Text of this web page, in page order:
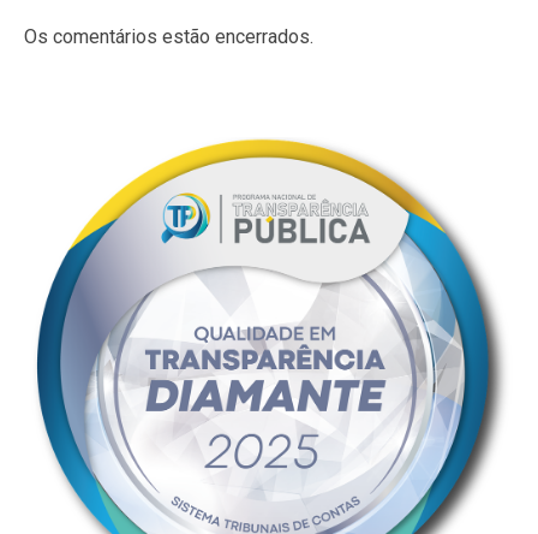
Os comentários estão encerrados.